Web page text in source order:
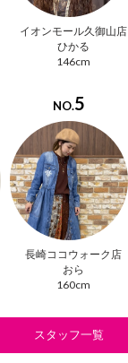
イオンモール久御山店
ひかる
146cm
NO.5
長崎ココウォーク店
おら
160cm
スタッフ一覧